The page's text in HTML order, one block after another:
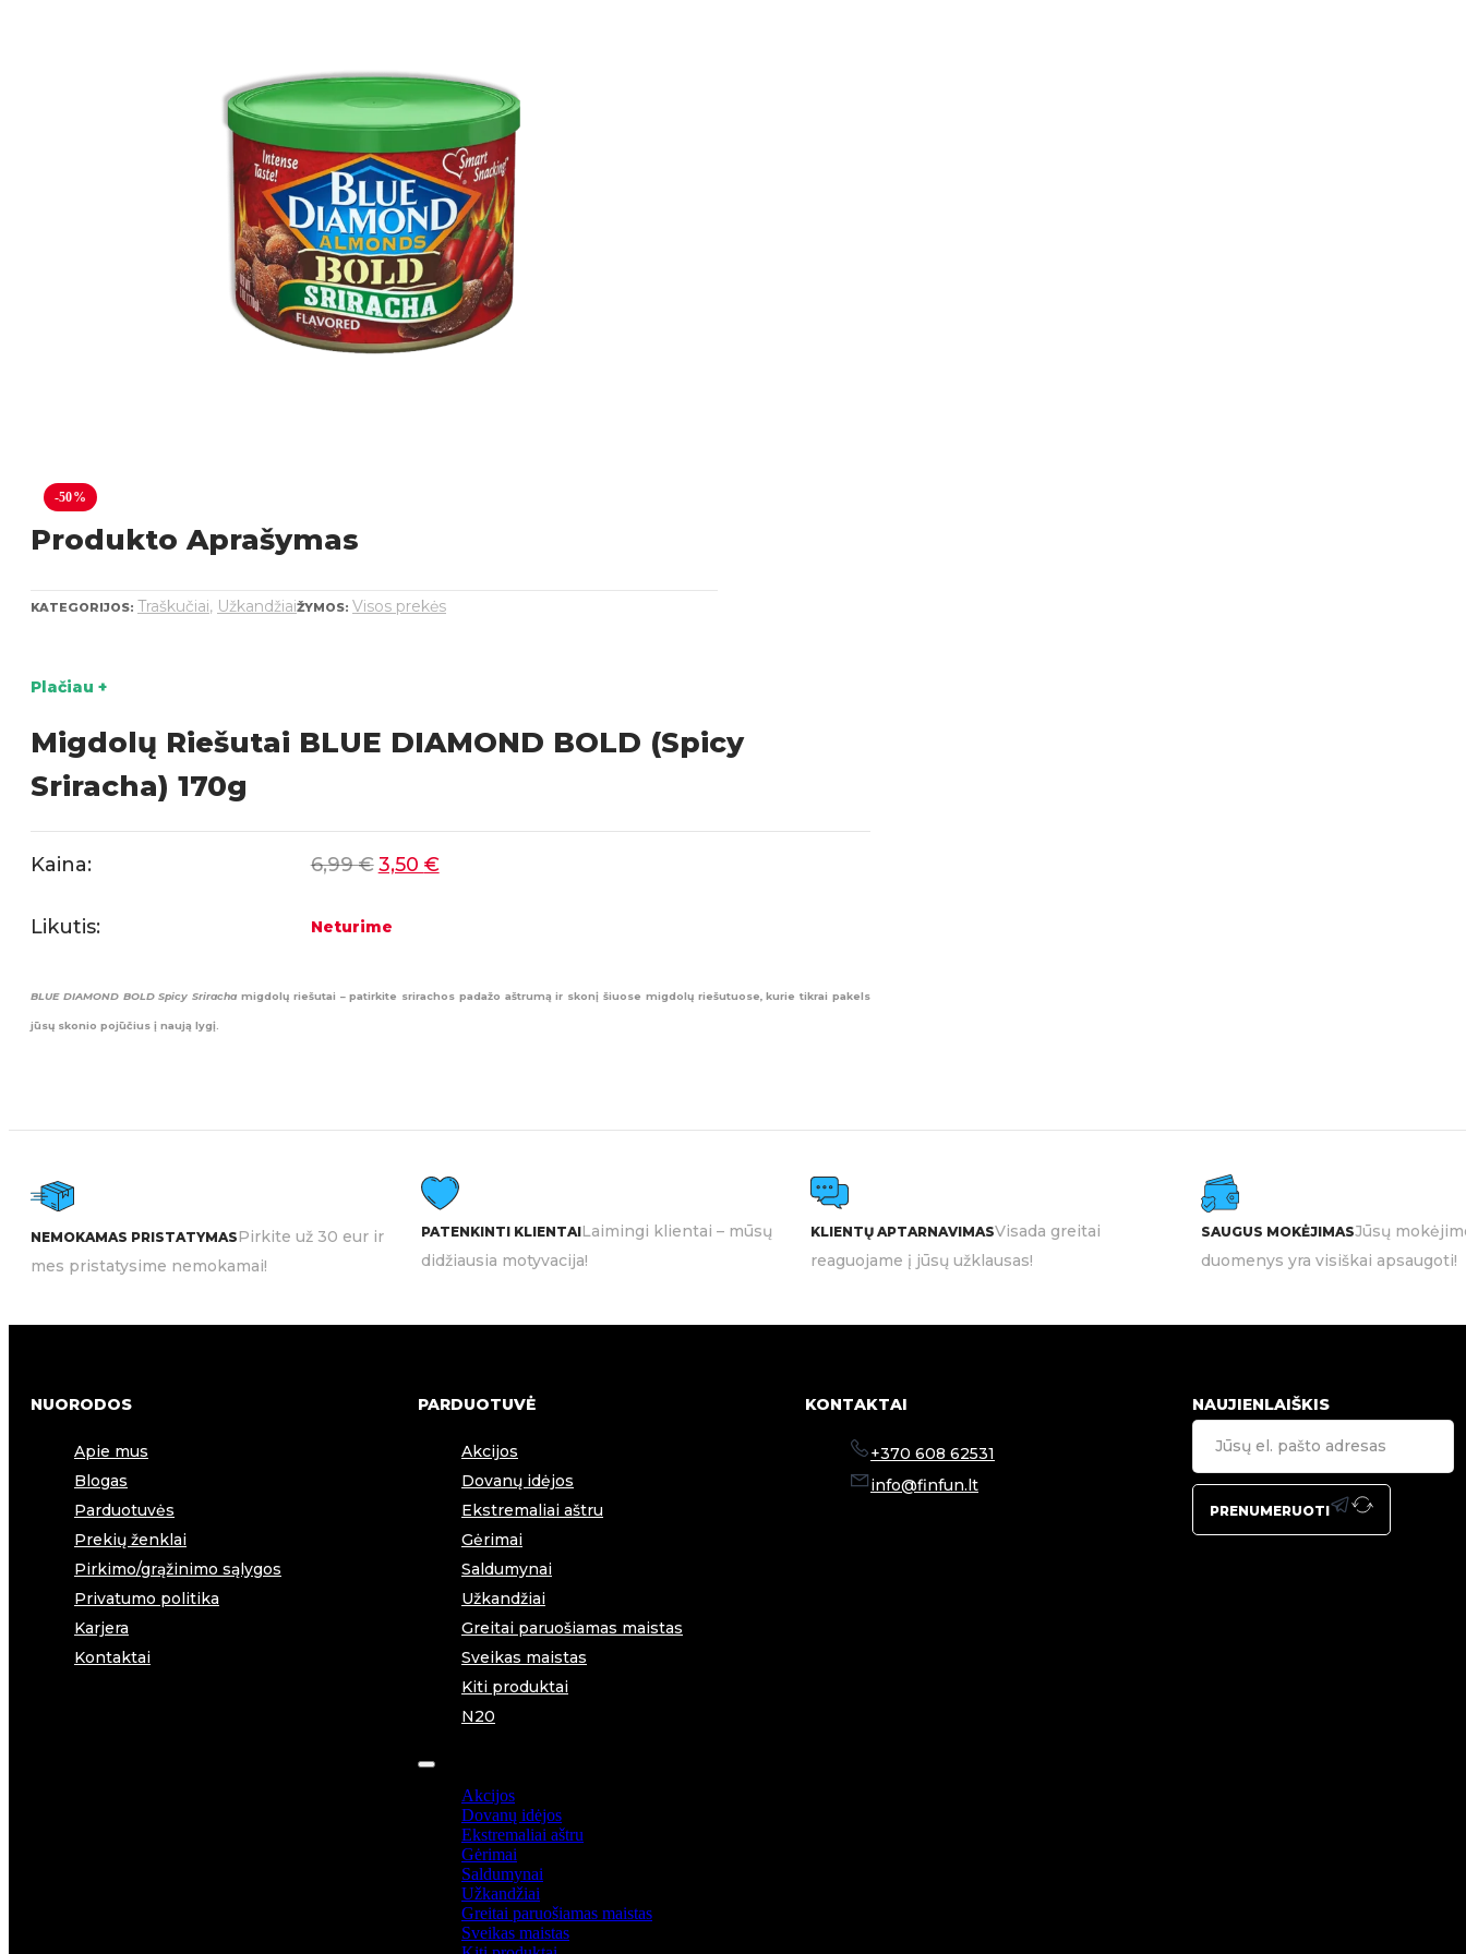
-50%
Produkto Aprašymas
KATEGORIJOS: Traškučiai, UžkandžiaiŽYMOS: Visos prekės
Plačiau +
Migdolų Riešutai BLUE DIAMOND BOLD (Spicy
Sriracha) 170g
Kaina: 6,99€3,50 €
Likutis: Neturime
BLUE DIAMOND BOLD Spicy Sriracha migdolų riešutai – patirkite srirachos padažo aštrumą ir skonį šiuose migdolų riešutuose, kurie tikrai pakels
jūsų skonio pojūčius į naują lygį.
NEMOKAMAS PRISTATYMASPirkite už 30 eur ir
mes pristatysime nemokamai!
PATENKINTI KLIENTAILaimingi klientai – mūsų
didžiausia motyvacija!
KLIENTŲ APTARNAVIMASVisada greitai
reaguojame į jūsų užklausas!
SAUGUS MOKĖJIMASJūsų
duomenys yra visiškai apsaugoti!
NUORODOS
Apie mus
Blogas
Parduotuvės
Prekių ženklai
Pirkimo/grąžinimo sąlygos
Privatumo politika
Karjera
Kontaktai
PARDUOTUVĖ
Akcijos
Dovanų idėjos
Ekstremaliai aštru
Gėrimai
Saldumynai
Užkandžiai
Greitai paruošiamas maistas
Sveikas maistas
Kiti produktai
N20
Akcijos
Dovanų idėjos
Ekstremaliai aštru
Gėrimai
Saldumynai
Užkandžiai
Greitai paruošiamas maistas
Sveikas maistas
KONTAKTAI
+370 608 62531
info@finfun.lt
NAUJIENLAIŠKIS
PRENUMERUOTI